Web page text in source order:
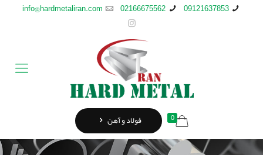
09121637853
02166675562
info@hardmetaliran.com
0 فولاد و آهن